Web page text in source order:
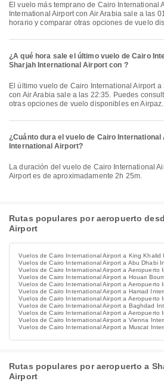
El vuelo más temprano de Cairo International Airport a Sharjah
International Airport con Air Arabia sale a las
horario y comparar otras opciones de vuelo
¿A qué hora sale el último vuelo de Cairo
Sharjah International Airport con ?
El último vuelo de Cairo International Airport a Sharjah International Airport
con Air Arabia sale a las 22:35. Puedes
otras opciones de vuelo disponibles en Airpaz.
¿Cuánto dura el vuelo de Cairo
International Airport?
La duración del vuelo de Cairo International Airport a Sharjah International
Airport es de aproximadamente 2h 25m.
Rutas populares por aeropuerto
Airport
Vuelos de Cairo International Airport a King Khalid
Vuelos de Cairo International Airport a Abu Dhabi
Vuelos de Cairo International Airport a Aeropuerto
Vuelos de Cairo International Airport a Houari
Vuelos de Cairo International Airport a Aeropuerto
Vuelos de Cairo International Airport a Hamad
Vuelos de Cairo International Airport a Aeropuerto
Vuelos de Cairo International Airport a Baghdad
Vuelos de Cairo International Airport a Aeropuerto
Vuelos de Cairo International Airport a Vienna
Vuelos de Cairo International Airport a Muscat
Rutas populares por aeropuerto a
Airport